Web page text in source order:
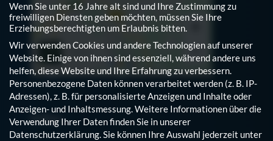
Infos
Wenn Sie unter 16 Jahre alt sind und Ihre Zustimmung zu
freiwilligen Diensten geben möchten, müssen Sie Ihre
Erziehungsberechtigten um Erlaubnis bitten.
Wir verwenden Cookies und andere Technologien auf unserer
Website. Einige von ihnen sind essenziell, während andere uns
helfen, diese Website und Ihre Erfahrung zu verbessern.
Personenbezogene Daten können verarbeitet werden (z. B. IP-
Adressen), z. B. für personalisierte Anzeigen und Inhalte oder
Anzeigen- und Inhaltsmessung.Weitere Informationen über die
Verwendung Ihrer Daten finden Sie in unserer
Datenschutzerklärung.Sie können Ihre Auswahl jederzeit unter